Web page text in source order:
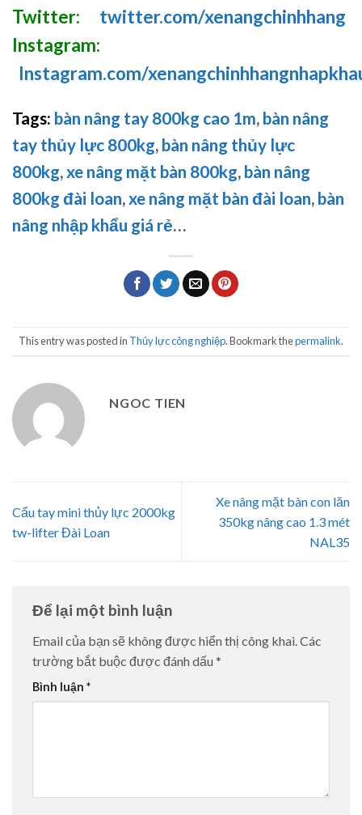
Twitter:
twitter.com/xenangchinhhang
Instagram:
Instagram.com/
Tags: bàn nâng tay 800kg cao 1m, bàn nâng
tay thủy lực 800kg, bàn nâng thủy lực
800kg,xe nâng mặt bàn 800kg, bàn nâng
800kg đài loan,xe nâng mặt bàn đài loan, bàn
nâng nhập khẩu giá rẻ…
This entry was posted in Thủy lực công nghiệp. Bookmark thepermalink.
NGOC TIEN
Cẩu tay mini thủy lực 2000kg
tw-lifter Đài Loan
Xe nâng mặt bàn con lăn
350kg nâng cao 1.3 mét
NAL35
Để lại một bình luận
Email của bạn sẽ không được hiển thị công khai.Các
trường bắt buộc được đánh dấu *
Bình luận *